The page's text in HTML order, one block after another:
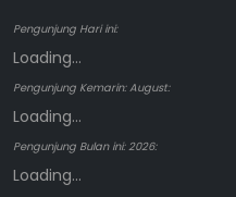
Pengunjung Hari ini:
Loading...
Pengunjung Kemarin: August:
Loading...
Pengunjung Bulan ini: 2026:
Loading...